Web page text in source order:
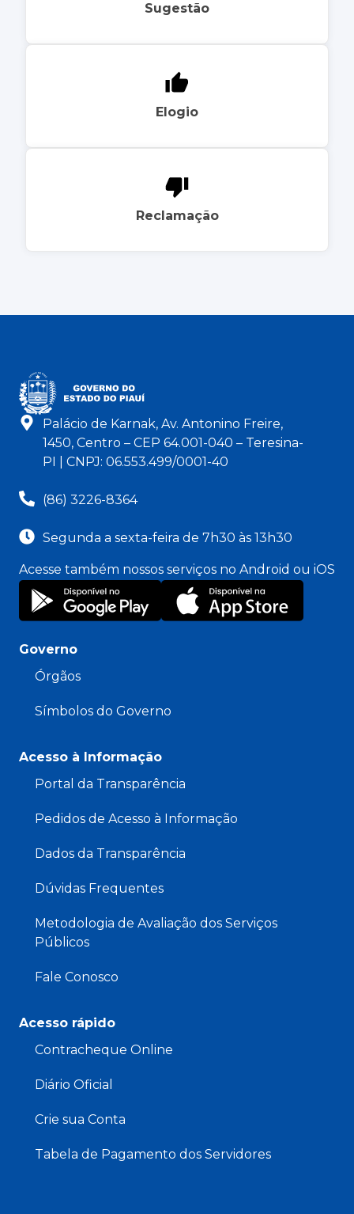
Sugestão
Elogio
Reclamação
Palácio de Karnak, Av. Antonino Freire,
1450, Centro – CEP 64.001-040 – Teresina-
PI | CNPJ: 06.553.499/0001-40
(86) 3226-8364
Segunda a sexta-feira de 7h30 às 13h30
Acesse também nossos serviços no Android ou iOS
Governo
Órgãos
Símbolos do Governo
Acesso à Informação
Portal da Transparência
Pedidos de Acesso à Informação
Dados da Transparência
Dúvidas Frequentes
Metodologia de Avaliação dos Serviços
Públicos
Fale Conosco
Acesso rápido
Contracheque Online
Diário Oficial
Crie sua Conta
Tabela de Pagamento dos Servidores